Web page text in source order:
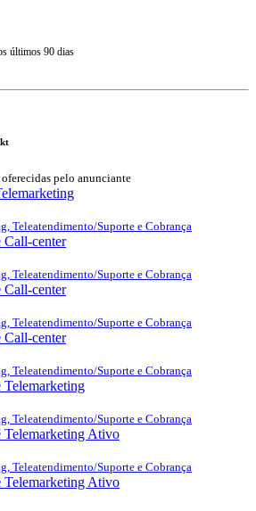
últimos 90 dias
pelo anunciante
Teleatendimento/Suporte e Cobrança
Call-center
Teleatendimento/Suporte e Cobrança
Call-center
Teleatendimento/Suporte e Cobrança
Call-center
Teleatendimento/Suporte e Cobrança
Telemarketing
Teleatendimento/Suporte e Cobrança
Telemarketing Ativo
Teleatendimento/Suporte e Cobrança
Telemarketing Ativo